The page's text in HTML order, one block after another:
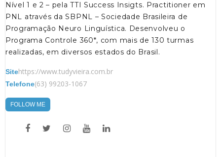
Nível 1 e 2 – pela TTI Success Insigts. Practitioner em
PNL através da SBPNL – Sociedade Brasileira de
Programação Neuro Linguística. Desenvolveu o
Programa Controle 360*, com mais de 130 turmas
realizadas, em diversos estados do Brasil.
Sitehttps://www.tudyvieira.com.br
Telefone(63) 99203-1067
FOLLOW ME